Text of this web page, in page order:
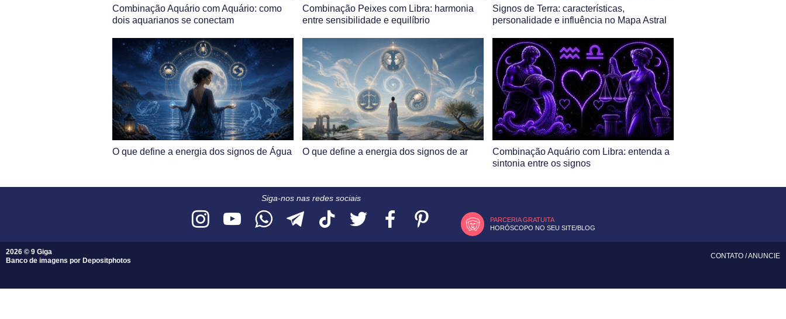
Combinação Aquário com Aquário: como
dois aquarianos se conectam
Combinação Peixes com Libra: harmonia
entre sensibilidade e equilíbrio
Signos de Terra: características,
personalidade e influência no Mapa Astral
O que define a energia dos signos de Água O que define a energia dos signos de ar
Combinação Aquário com Libra: entenda a
sintonia entre os signos
Siga-nos nas redes sociais
PARCERIA GRATUITA
HORÓSCOPO NO SEU SITE/BLOG
2026 © 9 Giga
Banco de imagens por Depositphotos
CONTATO /ANUNCIE